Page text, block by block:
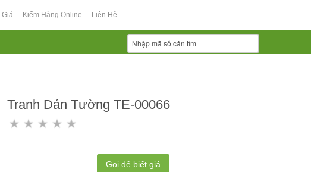
Giá Kiểm Hàng Online Liên Hệ
Tranh Dán Tường TE-00066
Gọi để biết giá